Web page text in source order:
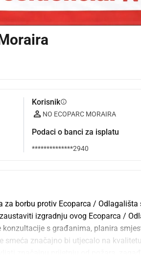
Korisnikinfo
NO ECOPARC MORAIRA
Podaci o banci za isplatu
**************2940
borbu protiv Ecoparca / Odlagališta
izgradnju ovog Ecoparca /
s građanima, planira
smeća značajno bi utjecalo na